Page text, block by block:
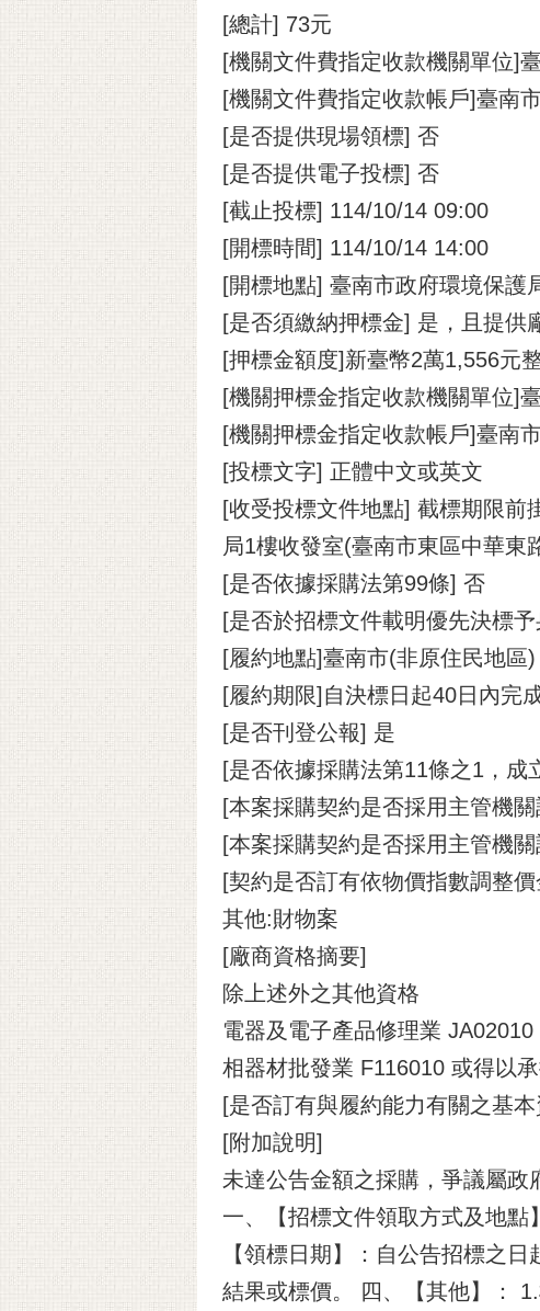
[總計] 73元
[機關文件費指定收款機關單位]
[機關文件費指定收款帳戶]臺南
[是否提供現場領標] 否
[是否提供電子投標] 否
[截止投標] 114/10/14 09:00
[開標時間] 114/10/14 14:00
[開標地點] 臺南市政府環境保護
[是否須繳納押標金] 是，且提供
[押標金額度]新臺幣2萬1,556元
[機關押標金指定收款機關單位]
[機關押標金指定收款帳戶]臺南
[投標文字] 正體中文或英文
[收受投標文件地點] 截標期限前
局1樓收發室(臺南市東區中華東
[是否依據採購法第99條] 否
[是否於招標文件載明優先決標
[履約地點]臺南市(非原住民地區)
[履約期限]自決標日起40日內完
[是否刊登公報] 是
[是否依據採購法第11條之1，成
[本案採購契約是否採用主管機
[本案採購契約是否採用主管機
[契約是否訂有依物價指數調整
其他:財物案
[廠商資格摘要]
除上述外之其他資格
電器及電子產品修理業
相器材批發業 F116010 或得以
[是否訂有與履約能力有關之基
[附加說明]
未達公告金額之採購，爭議屬
一、【招標文件領取方式及地
【領標日期】：自公告招標之
結果或標價。 四、【其他】：